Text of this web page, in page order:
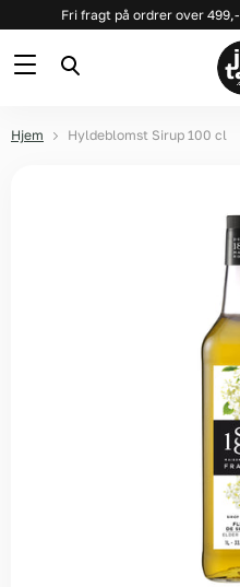
Fri fragt på ordrer over 499,-
Hjem Hyldeblomst Sirup 100 cl